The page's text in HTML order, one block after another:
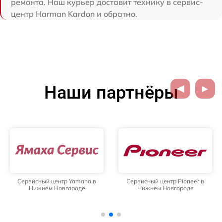
ремонта. Наш курьер доставит технику в сервис-
центр Harman Kardon и обратно.
Наши партнёры
Сервисный центр Yamaha в
Нижнем Новгороде
Сервисный центр Pioneer в
Нижнем Новгороде